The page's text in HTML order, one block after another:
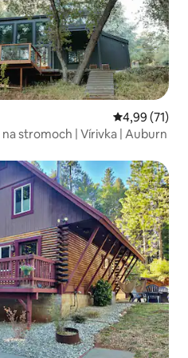
Priemerné
4,99 (71)
stromoch | Vírivka | Auburn